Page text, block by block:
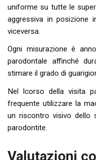
uniforme su tutte le
aggressiva in posizione
viceversa.
Ogni misurazione è
parodontale affinché
stimare il grado di
Nel lcorso della visita
frequente utilizzare la
un riscontro visivo dello
parodontite.
Valutazioni